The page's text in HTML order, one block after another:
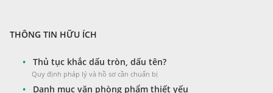
THÔNG TIN HỮU ÍCH
• Thủ tục khắc dấu tròn, dấu tên?
Quy định pháp lý và hồ sơ cần chuẩn bị
• Danh mục văn phòng phẩm thiết yếu